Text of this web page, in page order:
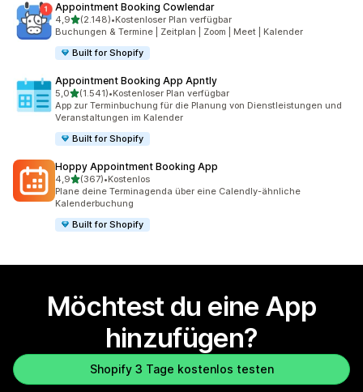
Appointment Booking Cowlendar
4,9von 5 Sternen
(2.148)
2148 Rezensionen insgesamt
•Kostenloser Plan verfügbar
Buchungen & Termine | Zeitplan | Zoom | Meet | Kalender
Built for Shopify
Appointment Booking App Apntly
5,0von 5 Sternen
(1.541)
1541 Rezensionen insgesamt
•Kostenloser Plan verfügbar
App zur Terminbuchung für die Planung von Dienstleistungen und
Veranstaltungen im Kalender
Built for Shopify
Hoppy Appointment Booking App
4,9von 5 Sternen
(367)
367 Rezensionen insgesamt
•Kostenlos
Plane deine Terminagenda über eine Calendly-ähnliche
Kalenderbuchung
Built for Shopify
Möchtest du eine App
hinzufügen?
Shopify 3 Tage kostenlos testen